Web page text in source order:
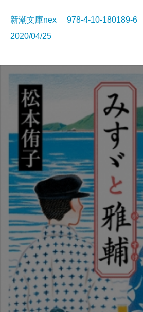
新潮文庫nex 978-4-10-180189-
2020/04/25